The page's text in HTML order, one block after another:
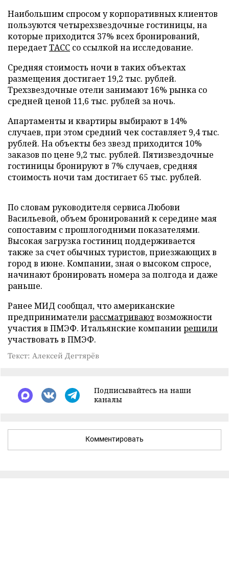
Наибольшим спросом у корпоративных клиентов
пользуются четырехзвездочные гостиницы, на
которые приходится 37% всех бронирований,
передаетТАСС со ссылкой на исследование.
Средняя стоимость ночи в таких объектах
размещения достигает 19,2 тыс. рублей.
Трехзвездочные отели занимают 16% рынка со
средней ценой 11,6 тыс. рублей за ночь.
Апартаменты и квартиры выбирают в 14%
случаев, при этом средний чек составляет 9,4 тыс.
рублей. На объекты без звезд приходится 10%
заказов по цене 9,2 тыс. рублей. Пятизвездочные
гостиницы бронируют в 7% случаев, средняя
стоимость ночи там достигает 65 тыс. рублей.
По словам руководителя сервиса Любови
Васильевой, объем бронирований к середине мая
сопоставим с прошлогодними показателями.
Высокая загрузка гостиниц поддерживается
также за счет обычных туристов, приезжающих в
город в июне. Компании, зная о высоком спросе,
начинают бронировать номера за полгода и даже
раньше.
Ранее МИД сообщал, что американские
предпринимателирассматриваютвозможности
участия в ПМЭФ. Итальянские компаниирешили
участвовать в ПМЭФ.
Текст: Алексей Дегтярёв
Подписывайтесь на наши
каналы
Комментировать